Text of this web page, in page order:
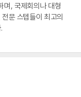
며, 국제회의나 대형
문 스텝들이 최고의